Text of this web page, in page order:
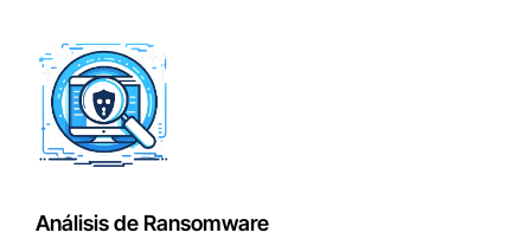
Análisis de Ransomware